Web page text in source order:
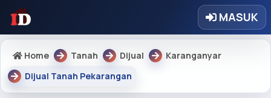
MASUK
Home Tanah Dijual
Karanganyar
Dijual Tanah Pekarangan